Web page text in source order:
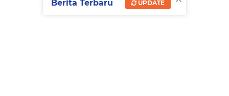
Berita Terbaru UPDATE